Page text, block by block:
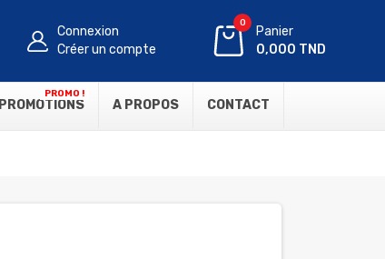
Connexion
Créer un compte
0
Panier
0,000 TND
PROMOTIONS
PROMO !
A PROPOS CONTACT